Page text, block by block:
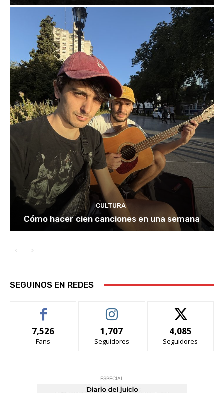
CULTURA
Cómo hacer cien canciones en una semana
SEGUINOS EN REDES
7,526
Fans
1,707
Seguidores
4,085
Seguidores
ESPECIAL